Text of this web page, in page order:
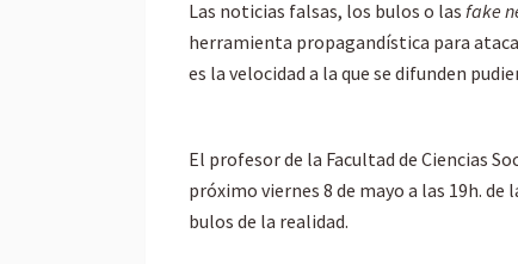
Las noticias falsas, los bulos o las fake
herramienta propagandística para
es la velocidad a la que se difunden
El profesor de la Facultad de Ciencias
próximo viernes 8 de mayo a las 19h.
bulos de la realidad.